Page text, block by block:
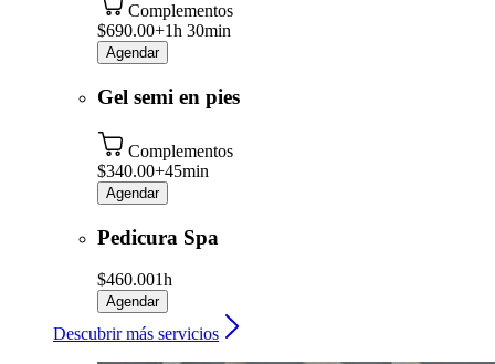
Complementos
$690.00+1h 30min
Agendar
Gel semi en pies
Complementos
$340.00+45min
Agendar
Pedicura Spa
$460.001h
Agendar
Descubrir más servicios